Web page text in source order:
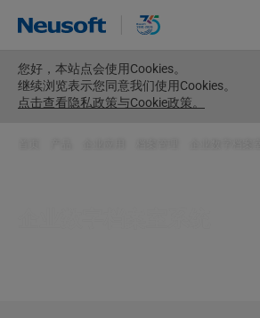
您好， 本站点会使用Cookies。
继续浏览表示您同意我们使用Cookies。
点击查看隐私政策与Cookie政策。